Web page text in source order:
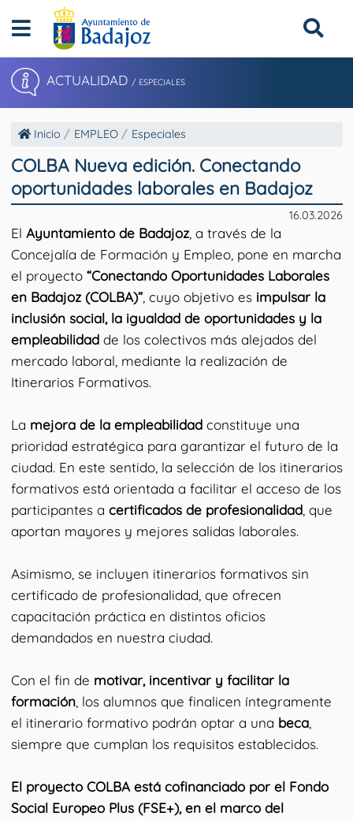
ACTUALIDAD / ESPECIALES
Inicio EMPLEO Especiales
COLBA Nueva edición. Conectando
oportunidades laborales en Badajoz
16.03.2026
El Ayuntamiento de Badajoz, a través de la
Concejalía de Formación y Empleo, pone en marcha
el proyecto “Conectando Oportunidades Laborales
en Badajoz (COLBA)”, cuyo objetivo es impulsar la
inclusión social, la igualdad de oportunidades y la
empleabilidadde los colectivos más alejados del
mercado laboral, mediante la realización de
Itinerarios Formativos.
La mejora de la empleabilidadconstituye una
prioridad estratégica para garantizar el futuro de la
ciudad. En este sentido, la selección de los itinerarios
formativos está orientada a facilitar el acceso de los
participantes a certificados de profesionalidad, que
aportan mayores y mejores salidas laborales.
Asimismo, se incluyen itinerarios formativos sin
certificado de profesionalidad, que ofrecen
capacitación práctica en distintos oficios
demandados en nuestra ciudad.
Con el fin de motivar, incentivar y facilitar la
formación, los alumnos que finalicen íntegramente
el itinerario formativo podrán optar a una beca,
siempre que cumplan los requisitos establecidos.
El proyecto COLBA está cofinanciado por el Fondo
Social Europeo Plus (FSE+), en el marco del